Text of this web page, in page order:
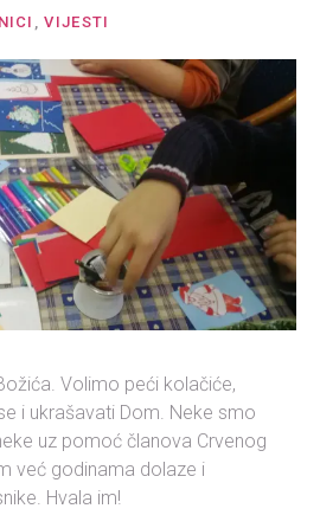
,VIJESTI
Volimo peći kolačiće,
i ukrašavati Dom. Neke smo
uz pomoć članova Crvenog
već godinama dolaze i
Hvala im!